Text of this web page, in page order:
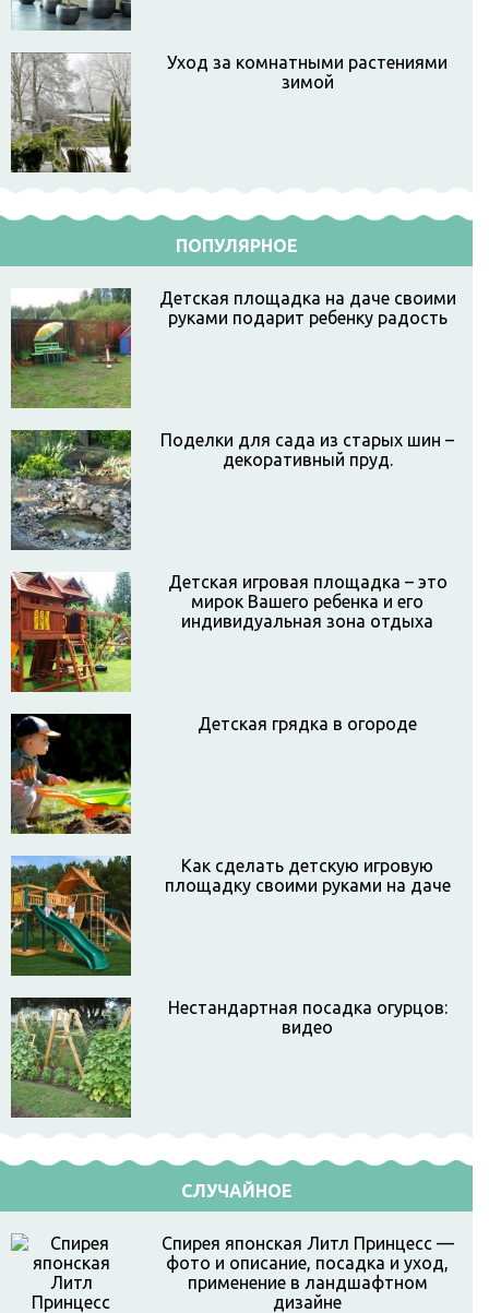
Уход за комнатными растениями
зимой
ПОПУЛЯРНОЕ
Детская площадка на даче своими
руками подарит ребенку радость
Поделки для сада из старых шин –
декоративный пруд.
Детская игровая площадка – это
мирок Вашего ребенка и его
индивидуальная зона отдыха
Детская грядка в огороде
Как сделать детскую игровую
площадку своими руками на даче
Нестандартная посадка огурцов:
видео
СЛУЧАЙНОЕ
Спирея японская Литл Принцесс —
фото и описание, посадка и уход,
применение в ландшафтном
дизайне